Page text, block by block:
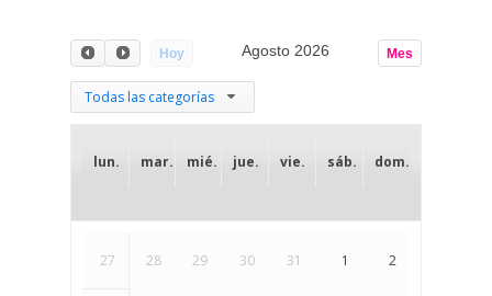
Hoy Mes
Agosto 2026
Todas las categorías
lun. mar. mié. jue. vie. sáb. dom.
27 28 29 30 31 1 2